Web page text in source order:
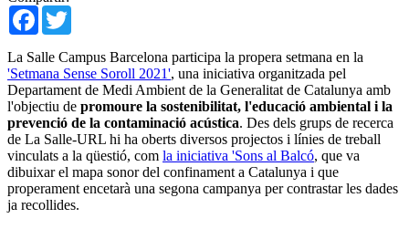
Facebook
La Salle Campus Barcelona participa la propera setmana en la
'Setmana Sense Soroll 2021', una iniciativa organitzada pel
Departament de Medi Ambient de la Generalitat de Catalunya amb
l'objectiu de promoure la sostenibilitat, l'educació ambiental i la
prevenció de la contaminació acústica. Des dels grups de recerca
de La Salle-URL hi ha oberts diversos projectos i línies de treball
vinculats a la qüestió, com la iniciativa 'Sons al Balcó, que va
dibuixar el mapa sonor del confinament a Catalunya i que
properament encetarà una segona campanya per contrastar les dades
ja recollides.